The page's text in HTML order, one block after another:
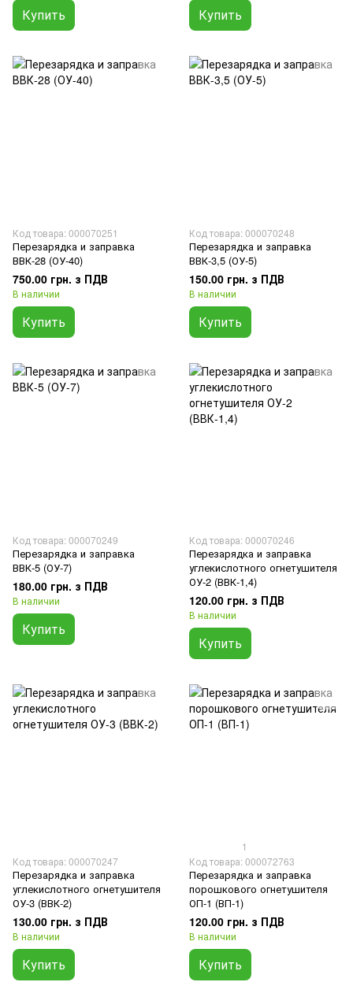
Купить Купить
Код товара: 000070251
Перезарядка и заправка
ВВК-28 (ОУ-40)
750.00 грн. з ПДВ
В наличии
Купить
Код товара: 000070248
Перезарядка и заправка
ВВК-3,5 (ОУ-5)
150.00 грн. з ПДВ
В наличии
Купить
Код товара: 000070249
Перезарядка и заправка
ВВК-5 (ОУ-7)
180.00 грн. з ПДВ
В наличии
Купить
Код товара: 000070246
Перезарядка и заправка
углекислотного огнетушителя
ОУ-2 (ВВК-1,4)
120.00 грн. з ПДВ
В наличии
Купить
Код товара: 000070247
Перезарядка и заправка
углекислотного огнетушителя
ОУ-3 (ВВК-2)
130.00 грн. з ПДВ
В наличии
Купить
1
Код товара: 000072763
Перезарядка и заправка
порошкового огнетушителя
ОП-1 (ВП-1)
120.00 грн. з ПДВ
В наличии
Купить